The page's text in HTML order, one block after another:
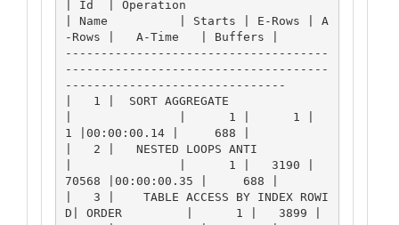
| Id  | Operation
| Name          | Starts | E-Rows | A
-Rows |   A-Time   | Buffers |
-------------------------------------
-------------------------------------
-------------------------------
|   1 |  SORT AGGREGATE
|               |      1 |      1 |
1 |00:00:00.14 |     688 |
|   2 |   NESTED LOOPS ANTI
|               |      1 |   3190 |
70568 |00:00:00.35 |     688 |
|   3 |    TABLE ACCESS BY INDEX ROWI
D| ORDER         |      1 |   3899 |